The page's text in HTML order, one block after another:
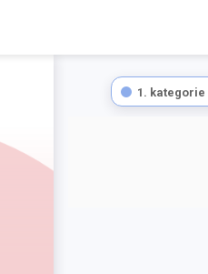
1. kategorie